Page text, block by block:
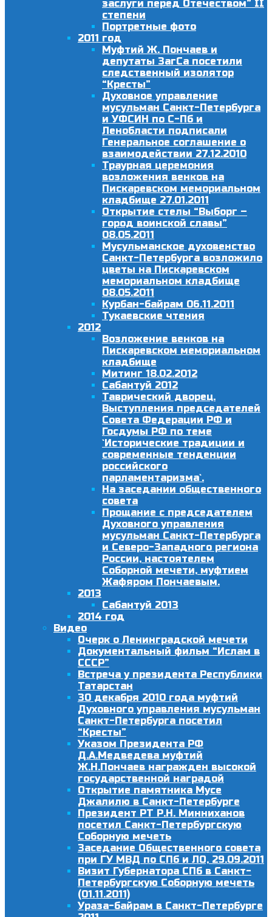
заслуги перед Отечеством” II
степени
Портретные фото
2011 год
Муфтий Ж. Пончаев и
депутаты ЗагСа посетили
следственный изолятор
“Кресты”
Духовное управление
мусульман Санкт-Петербурга
и УФСИН по С-Пб и
Ленобласти подписали
Генеральное соглашение о
взаимодействии 27.12.2010
Траурная церемония
возложения венков на
Пискаревском мемориальном
кладбище 27.01.2011
Открытие стелы “Выборг –
город воинской славы”
08.05.2011
Мусульманское духовенство
Санкт-Петербурга возложило
цветы на Пискаревском
мемориальном кладбище
08.05.2011
Курбан-байрам 06.11.2011
Тукаевские чтения
2012
Возложение венков на
Пискаревском мемориальном
кладбище
Митинг 18.02.2012
Сабантуй 2012
Таврический дворец.
Выступления председателей
Совета Федерации РФ и
Госдумы РФ по теме
`Исторические традиции и
современные тенденции
российского
парламентаризма`.
На заседании общественного
совета
Прощание с председателем
Духовного управления
мусульман Санкт-Петербурга
и Северо-Западного региона
России, настоятелем
Соборной мечети, муфтием
Жафяром Пончаевым.
2013
Сабантуй 2013
2014 год
Видео
Очерк о Ленинградской мечети
Документальный фильм “Ислам в
СССР”
Встреча у президента Республики
Татарстан
30 декабря 2010 года муфтий
Духовного управления мусульман
Санкт-Петербурга посетил
“Кресты”
Указом Президента РФ
Д.А.Медведева муфтий
Ж.Н.Пончаев награжден высокой
государственной наградой
Открытие памятника Мусе
Джалилю в Санкт-Петербурге
Президент РТ Р.Н. Минниханов
посетил Санкт-Петербургскую
Соборную мечеть
Заседание Общественного совета
при ГУ МВД по СПб и ЛО, 29.09.2011
Визит Губернатора СПб в Санкт-
Петербургскую Соборную мечеть
(01.11.2011)
Ураза-байрам в Санкт-Петербурге